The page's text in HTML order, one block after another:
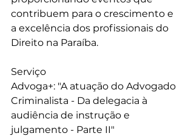
contribuem para o crescimento e
a excelência dos profissionais do
Direito na Paraíba.
Serviço
Advoga+: "A atuação do Advogado
Criminalista - Da delegacia à
audiência de instrução e
julgamento - Parte II"